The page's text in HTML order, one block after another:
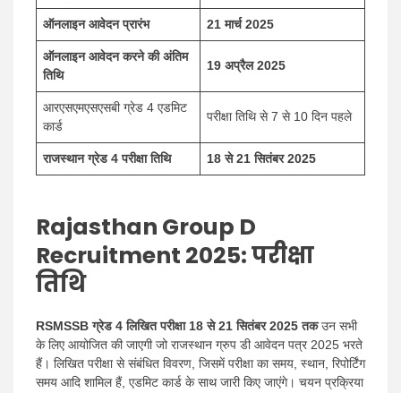
ऑनलाइन आवेदन प्रारंभ 21 मार्च 2025
ऑनलाइन आवेदन करने की अंतिम
तिथि
19 अप्रैल 2025
आरएसएमएसएसबी ग्रेड 4 एडमिट
कार्ड
परीक्षा तिथि से 7 से 10 दिन पहले
राजस्थान ग्रेड 4 परीक्षा तिथि 18 से 21 सितंबर 2025
Rajasthan Group D
Recruitment 2025: परीक्षा
तिथि
RSMSSB ग्रेड 4 लिखित परीक्षा 18 से 21 सितंबर 2025 तकउन सभी
के लिए आयोजित की जाएगी जो राजस्थान ग्रुप डी आवेदन पत्र 2025 भरते
हैं। लिखित परीक्षा से संबंधित विवरण, जिसमें परीक्षा का समय, स्थान, रिपोर्टिंग
समय आदि शामिल हैं, एडमिट कार्ड के साथ जारी किए जाएंगे। चयन प्रक्रिया